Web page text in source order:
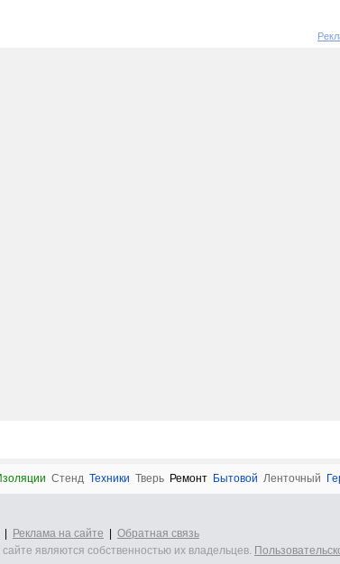
Стенд Техники Тверь Ремонт Бытовой Ленточный
Реклама на сайте
Обратная связь
являются собственностью их владельцев.